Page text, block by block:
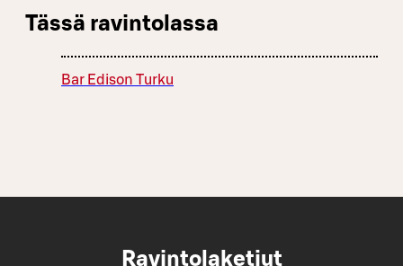
Tässä ravintolassa
Bar Edison Turku
Ravintolaketjut